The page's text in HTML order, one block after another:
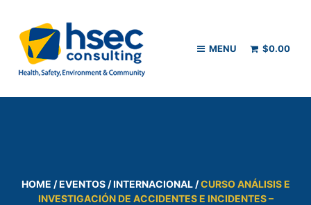
MENU $0.00
HOME / EVENTOS / INTERNACIONAL / CURSO ANÁLISIS E
INVESTIGACIÓN DE ACCIDENTES E INCIDENTES –